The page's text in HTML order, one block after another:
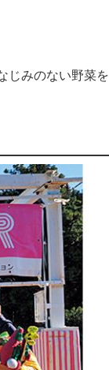
じみのない野菜を